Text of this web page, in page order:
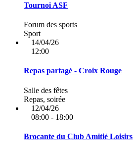
Tournoi ASF
Forum des sports
Sport
14/04/26
12:00
Repas partagé - Croix Rouge
Salle des fêtes
Repas, soirée
12/04/26
08:00 - 18:00
Brocante du Club Amitié Loisirs